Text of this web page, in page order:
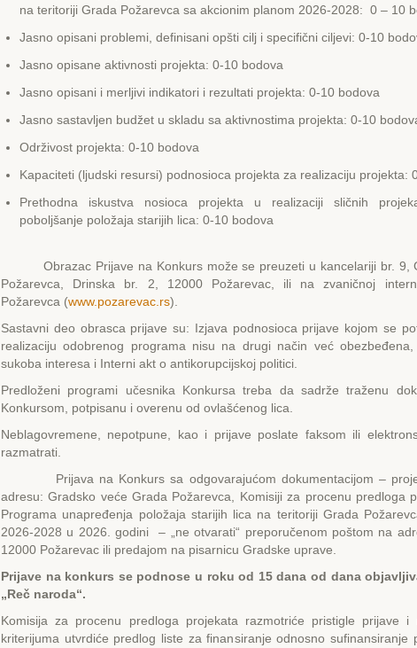
na teritoriji Grada Požarevca sa akcionim planom 2026-2028: 0 – 10
Jasno opisani problemi, definisani opšti cilj i specifični ciljevi: 0-10
Jasno opisane aktivnosti projekta: 0-10 bodova
Jasno opisani i merljivi indikatori i rezultati projekta: 0-10 bodova
Jasno sastavljen budžet u skladu sa aktivnostima projekta: 0-10
Održivost projekta: 0-10 bodova
Kapaciteti (ljudski resursi) podnosioca projekta za realizaciju projekta:
Prethodna iskustva nosioca projekta u realizaciji sličnih
poboljšanje položaja starijih lica: 0-10 bodova
Obrazac Prijave na Konkurs može se preuzeti u kancelariji br. 9,
Požarevca, Drinska br. 2, 12000 Požarevac, ili na zvaničnoj
Požarevca (www.pozarevac.rs).
Sastavni deo obrasca prijave su: Izjava podnosioca prijave kojom se
realizaciju odobrenog programa nisu na drugi način već
sukoba interesa i Interni akt o antikorupcijskoj politici.
Predloženi programi učesnika Konkursa treba da sadrže traženu
Konkursom, potpisanu i overenu od ovlašćenog lica.
Neblagovremene, nepotpune, kao i prijave poslate faksom ili
razmatrati.
Prijava na Konkurs sa odgovarajućom dokumentacijom –
adresu: Gradsko veće Grada Požarevca, Komisiji za procenu predloga
Programa unapređenja položaja starijih lica na teritoriji Grada
2026-2028 u 2026. godini – „ne otvarati“ preporučenom poštom na
12000 Požarevac ili predajom na pisarnicu Gradske uprave.
Prijave na konkurs se podnose u roku od 15 dana od dana
„Reč naroda“.
Komisija za procenu predloga projekata razmotriće pristigle prijave i
kriterijuma utvrdiće predlog liste za finansiranje odnosno sufinansiranje